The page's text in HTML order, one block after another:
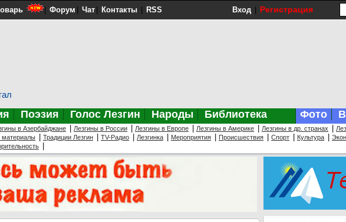
Форум Чат Контакты RSS Вход Регистрация
Поэзия Голос Лезгин Народы Библиотека Фото
в Азербайджане Лезгины в России Лезгины в Европе Лезгины в Америке Лезгины в др. странах
материалы Традиции Лезгин TV-Радио Лезгинка Мероприятия Происшествия Спорт Культура